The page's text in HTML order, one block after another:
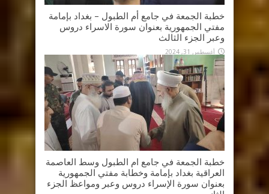
خطبة الجمعة في جامع أم الطبول – بغداد بإمامة
مفتي الجمهورية بعنوان سورة الاسراء دروس
وعبر الجزء الثالث
أغسطس 31, 2024
خطبة الجمعة في جامع ام الطبول وسط العاصمة
العراقية بغداد بإمامة وخطابة مفتي الجمهورية
بعنوان سورة الإسراء دروس وعبر ومواعظ الجزء